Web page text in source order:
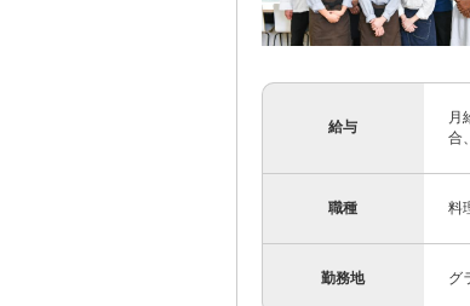
給与
月
合
職種 料
勤務地 グ